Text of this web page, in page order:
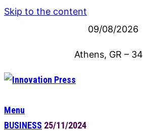
Skip to the content
09/08/2026
Athens, GR – 34
Menu
BUSINESS 25/11/2024